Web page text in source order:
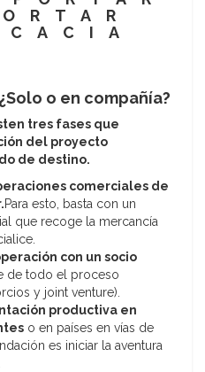
o en compañía?
tres fases que
del proyecto
de destino.
comerciales de
Para esto, basta con un
que recoge la mercancía
con un socio
de todo el proceso
y joint venture).
productiva en
o en países en vías de
es iniciar la aventura